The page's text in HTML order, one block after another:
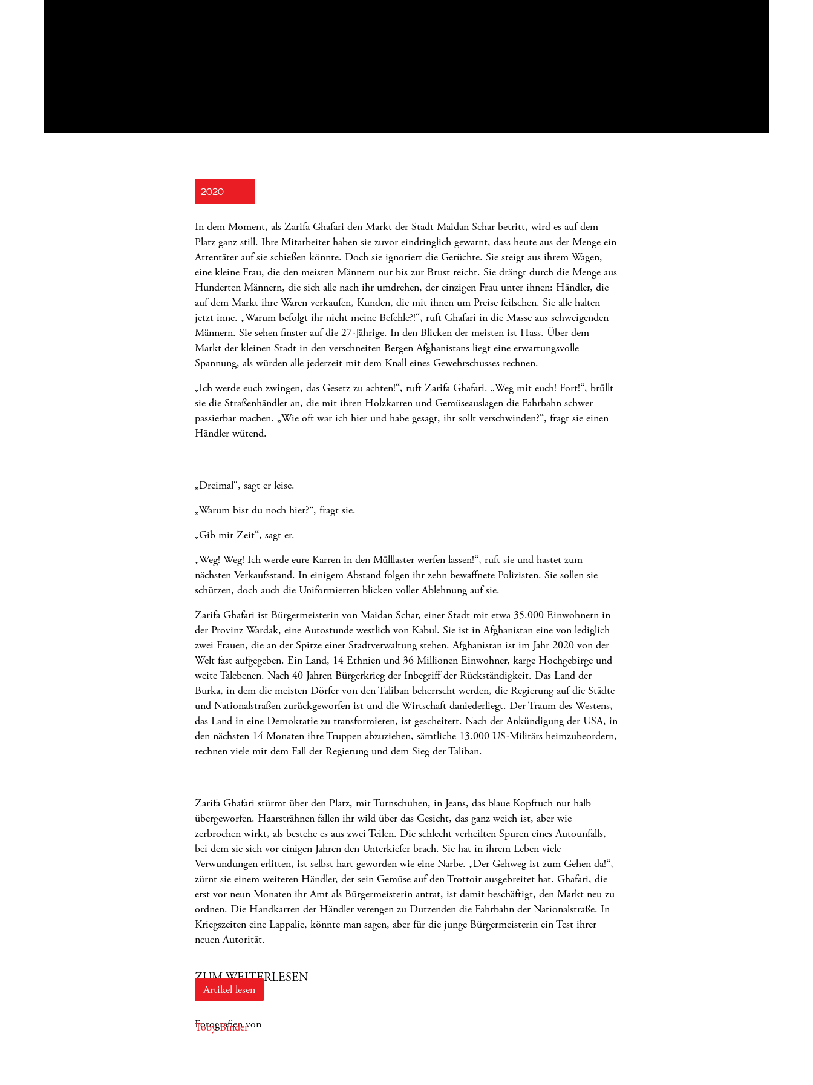
2020
In dem Moment, als Zarifa Ghafari den Markt der Stadt Maidan Schar betritt, wird es auf dem
Platz ganz still. Ihre Mitarbeiter haben sie zuvor eindringlich gewarnt, dass heute aus der Menge ein
Attentäter auf sie schießen könnte. Doch sie ignoriert die Gerüchte. Sie steigt aus ihrem Wagen,
eine kleine Frau, die den meisten Männern nur bis zur Brust reicht. Sie drängt durch die Menge aus
Hunderten Männern, die sich alle nach ihr umdrehen, der einzigen Frau unter ihnen: Händler, die
auf dem Markt ihre Waren verkaufen, Kunden, die mit ihnen um Preise feilschen. Sie alle halten
jetzt inne. „Warum befolgt ihr nicht meine Befehle?!“, ruft Ghafari in die Masse aus schweigenden
Männern. Sie sehen finster auf die 27-Jährige. In den Blicken der meisten ist Hass. Über dem
Markt der kleinen Stadt in den verschneiten BergenAfghanistans liegt eine erwartungsvolle
Spannung, als würden alle jederzeit mit dem Knall eines Gewehrschusses rechnen.
„Ich werde euch zwingen, das Gesetz zu achten!“, ruft Zarifa Ghafari. „Weg mit euch! Fort!“, brüllt
sie die Straßenhändler an, die mit ihren Holzkarren und Gemüseauslagen die Fahrbahn schwer
passierbar machen. „Wie oft war ich hier und habe gesagt, ihr sollt verschwinden?“, fragt sie einen
Händler wütend.
„Dreimal“, sagt er leise.
„Warum bist du noch hier?“, fragt sie.
„Gib mir Zeit“, sagt er.
„Weg! Weg! Ich werde eure Karren in den Mülllaster werfen lassen!“, ruft sie und hastet zum
nächsten Verkaufsstand. In einigem Abstand folgen ihr zehn bewaffnete Polizisten. Sie sollen sie
schützen, doch auch die Uniformierten blicken voller Ablehnung auf sie.
Zarifa Ghafari ist Bürgermeisterin von Maidan Schar, einer Stadt mit etwa 35.000 Einwohnern in
der Provinz Wardak, eine Autostunde westlich von Kabul. Sie ist in Afghanistan eine von lediglich
zwei Frauen, die an der Spitze einer Stadtverwaltung stehen. Afghanistan ist im Jahr 2020 von der
Welt fast aufgegeben. Ein Land, 14 Ethnien und 36 Millionen Einwohner, karge Hochgebirge und
weite Talebenen. Nach 40 Jahren Bürgerkrieg der Inbegriff der Rückständigkeit. Das Land der
Burka, in dem die meisten Dörfer von den Taliban beherrscht werden, die Regierung auf die Städte
und Nationalstraßen zurückgeworfen ist und die Wirtschaft daniederliegt. Der Traum des Westens,
das Land in eine Demokratie zu transformieren, ist gescheitert. Nach der Ankündigung der USA, in
den nächsten 14 Monaten ihre Truppen abzuziehen, sämtliche 13.000 US-Militärs heimzubeordern,
rechnen viele mit dem Fall der Regierung und dem Sieg der Taliban.
Zarifa Ghafari stürmt über den Platz, mit Turnschuhen, in Jeans, das blaue Kopftuch nur halb
übergeworfen. Haarsträhnen fallen ihr wild über das Gesicht, das ganz weich ist, aber wie
zerbrochen wirkt, als bestehe es aus zwei Teilen. Die schlecht verheilten Spuren eines Autounfalls,
bei dem sie sich vor einigen Jahren den Unterkiefer brach. Sie hat in ihrem Leben viele
Verwundungen erlitten, ist selbst hart geworden wie eine Narbe. „Der Gehweg ist zum Gehen da!“,
zürnt sie einem weiteren Händler, der sein Gemüse auf den Trottoir ausgebreitet hat. Ghafari, die
erst vor neun Monaten ihr Amt als Bürgermeisterin antrat, ist damit beschäftigt, den Markt neu zu
ordnen. Die Handkarren der Händler verengen zu Dutzenden die Fahrbahn der Nationalstraße. In
Kriegszeiten eine Lappalie, könnte man sagen, aber für die junge Bürgermeisterin ein Test ihrer
neuen Autorität.
ZUM WEITERLESEN
Artikel lesen
Fotografien von
Toby Binder